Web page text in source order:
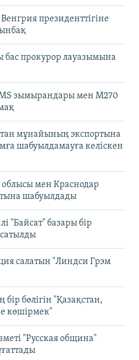
президенттігіне
прокурор лауазымына
зымырандары мен M270
мұнайының экспортына
шабуылдамауға келіскен
мен Краснодар
шабуылдады
"Байсат" базары бір
салатын "Линдси Грэм
бөлігін "Қазақстан,
көшірмек"
"Русская община"